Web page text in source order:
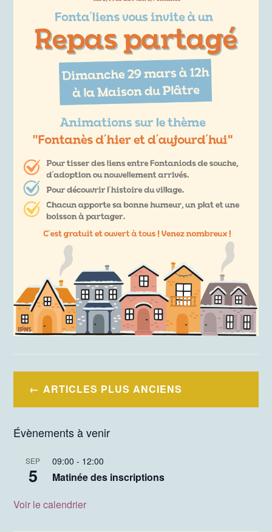
Navigation
des
articles
ARTICLES PLUS ANCIENS
Évènements à venir
SEP
5
09:00 - 12:00
Matinée des inscriptions
Voir le calendrier